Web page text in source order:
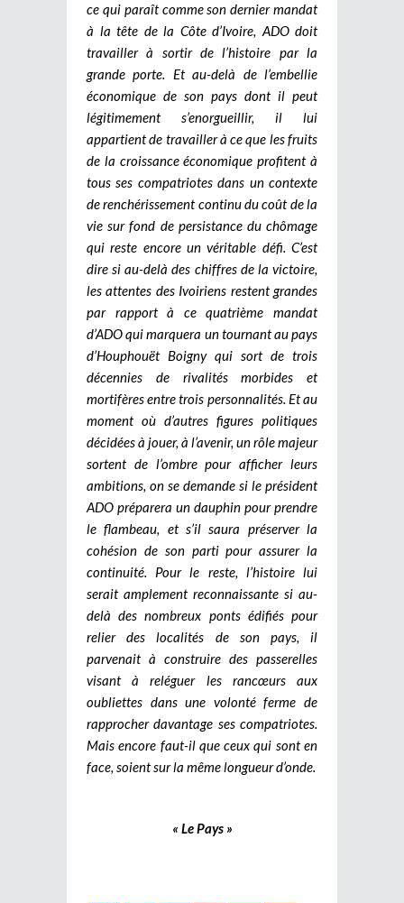
ce qui paraît comme son dernier mandat
à la tête de la Côte d’Ivoire, ADO doit
travailler à sortir de l’histoire par la
grande porte. Et au-delà de l’embellie
économique de son pays dont il peut
légitimement s’enorgueillir, il lui
appartient de travailler à ce que les fruits
de la croissance économique profitent à
tous ses compatriotes dans un contexte
de renchérissement continu du coût de la
vie sur fond de persistance du chômage
qui reste encore un véritable défi. C’est
dire si au-delà des chiffres de la victoire,
les attentes des Ivoiriens restent grandes
par rapport à ce quatrième mandat
d’ADO qui marquera un tournant au pays
d’Houphouët Boigny qui sort de trois
décennies de rivalités morbides et
mortifères entre trois personnalités. Et au
moment où d’autres figures politiques
décidées à jouer, à l’avenir, un rôle majeur
sortent de l’ombre pour afficher leurs
ambitions, on se demande si le président
ADO préparera un dauphin pour prendre
le flambeau, et s’il saura préserver la
cohésion de son parti pour assurer la
continuité. Pour le reste, l’histoire lui
serait amplement reconnaissante si au-
delà des nombreux ponts édifiés pour
relier des localités de son pays, il
parvenait à construire des passerelles
visant à reléguer les rancœurs aux
oubliettes dans une volonté ferme de
rapprocher davantage ses compatriotes.
Mais encore faut-il que ceux qui sont en
face, soient sur la même longueur d’onde.
« Le Pays »